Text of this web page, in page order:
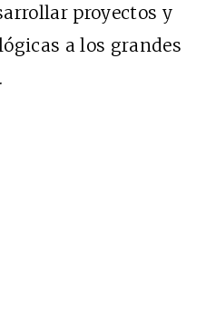
proyectos y
a los grandes